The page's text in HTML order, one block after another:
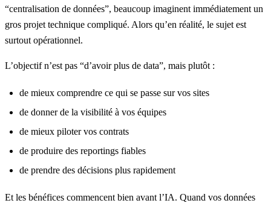
“centralisation de données”, beaucoup imaginent immédiatement un
gros projet technique compliqué. Alors qu’en réalité, le sujet est
surtout opérationnel.
L’objectif n’est pas “d’avoir plus de data”, mais plutôt :
de mieux comprendre ce qui se passe sur vos sites
de donner de la visibilité à vos équipes
de mieux piloter vos contrats
de produire des reportings fiables
de prendre des décisions plus rapidement
Et les bénéfices commencent bien avant l’IA. Quand vos données